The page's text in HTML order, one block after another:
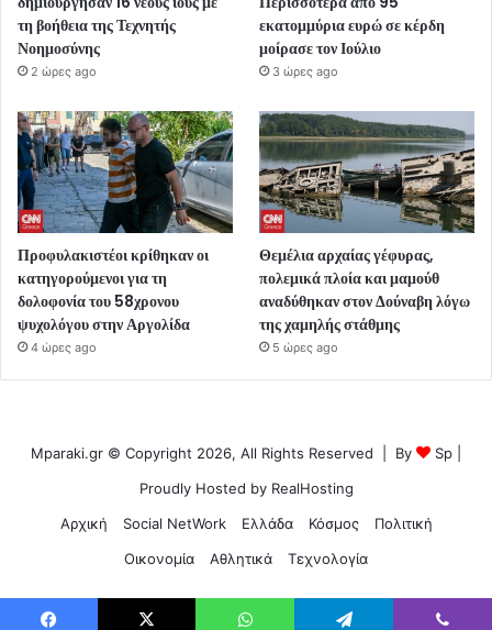
τη βοήθεια της Τεχνητής
Νοημοσύνης
2 ώρες ago
εκατομμύρια ευρώ σε κέρδη
μοίρασε τον Ιούλιο
3 ώρες ago
Προφυλακιστέοι κρίθηκαν οι
κατηγορούμενοι για τη
δολοφονία του 58χρονου
ψυχολόγου στην Αργολίδα
4 ώρες ago
Θεμέλια αρχαίας γέφυρας,
πολεμικά πλοία και μαμούθ
αναδύθηκαν στον Δούναβη λόγω
της χαμηλής στάθμης
5 ώρες ago
Mparaki.gr © Copyright 2026, All Rights Reserved | By Sp
Proudly Hosted by RealHosting
Αρχική
Social NetWork Ελλάδα Κόσμος
Πολιτική
Οικονομία
Αθλητικά Τεχνολογία